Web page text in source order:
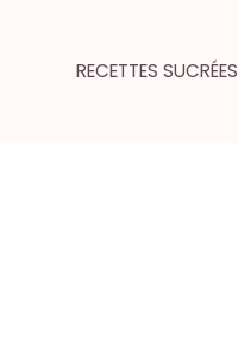
RECETTES SUCRÉES